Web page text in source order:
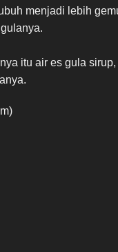
menjadi lebih
itu air es gula